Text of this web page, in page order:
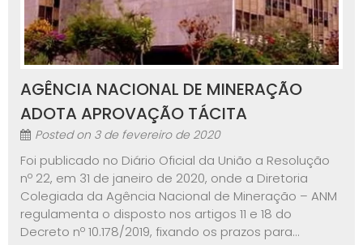
AGÊNCIA NACIONAL DE MINERAÇÃO
ADOTA APROVAÇÃO TÁCITA
Posted on 3 de fevereiro de 2020
Foi publicado no Diário Oficial da União a Resolução
nº 22, em 31 de janeiro de 2020, onde a Diretoria
Colegiada da Agência Nacional de Mineração – ANM
regulamenta o disposto nos artigos 11 e 18 do
Decreto nº 10.178/2019, fixando os prazos para...